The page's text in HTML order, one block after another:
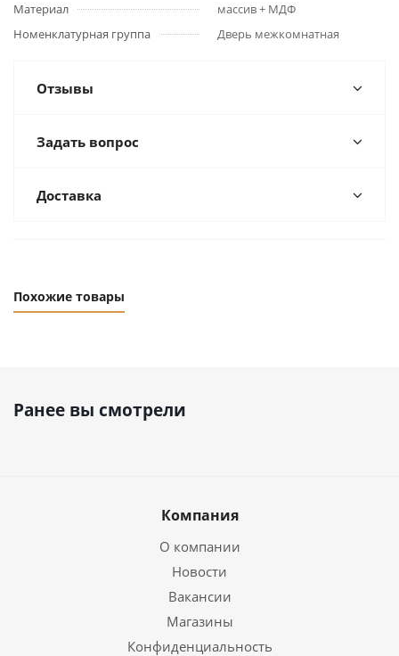
Материал
массив + МДФ
Номенклатурная группа
Дверь межкомнатная
Отзывы
Задать вопрос
Доставка
Похожие товары
Ранее вы смотрели
Компания
О компании
Новости
Вакансии
Магазины
Конфиденциальность